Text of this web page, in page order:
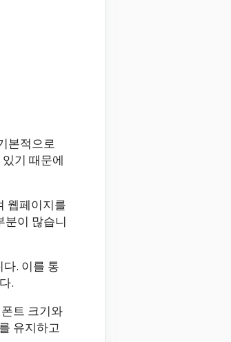
본적으로
기 때문에
웹페이지를
분이 많습니
. 이를 통
.
트 크기와
유지하고